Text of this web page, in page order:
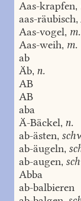
Aas-krapfen,
aas-räubisch,
Aas-vogel, m.
Aas-weih, m.
ab
Äb, n.
AB
AB
aba
Ä-Bäckel, n.
ab-ästen,
ab-äugeln,
ab-augen,
Abba
ab-balbieren